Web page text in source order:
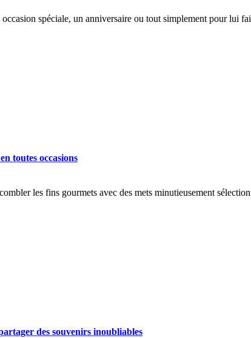
spéciale, un anniversaire ou tout simplement pour lui
toutes occasions
les fins gourmets avec des mets minutieusement
des souvenirs inoubliables